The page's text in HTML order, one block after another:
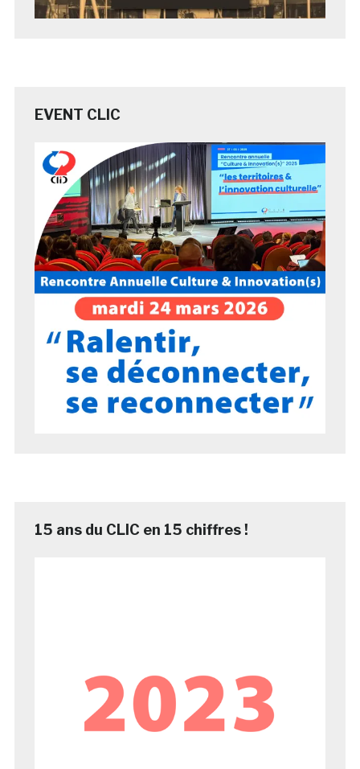
EVENT CLIC
15 ans du CLIC en 15 chiffres !